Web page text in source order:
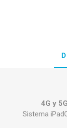
4G y
Sistema